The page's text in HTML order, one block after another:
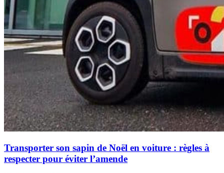
Transporter son sapin de Noël en voiture : règles à
respecter pour éviter l’amende